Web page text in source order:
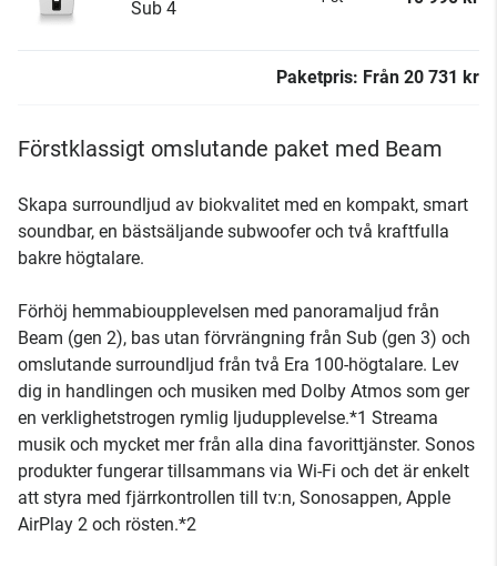
Sub 4
Paketpris: Från 20 731 kr
Förstklassigt omslutande paket med Beam
Skapa surroundljud av biokvalitet med en kompakt, smart
soundbar, en bästsäljande subwoofer och två kraftfulla
bakre högtalare.
Förhöj hemmabioupplevelsen med panoramaljud från
Beam (gen 2), bas utan förvrängning från Sub (gen 3) och
omslutande surroundljud från två Era 100-högtalare. Lev
dig in handlingen och musiken med Dolby Atmos som ger
en verklighetstrogen rymlig ljudupplevelse.*1 Streama
musik och mycket mer från alla dina favorittjänster. Sonos
produkter fungerar tillsammans via Wi-Fi och det är enkelt
att styra med fjärrkontrollen till tv:n, Sonosappen, Apple
AirPlay 2 och rösten.*2